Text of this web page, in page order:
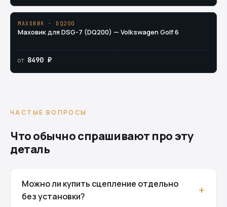
МАХОВИК · DQ200
Маховик для DSG-7 (DQ200) — Volkswagen Golf 6
от 8490 ₽
ЧАСТЫЕ ВОПРОСЫ
Что обычно спрашивают про эту
деталь
Можно ли купить сцепление отдельно
без установки?